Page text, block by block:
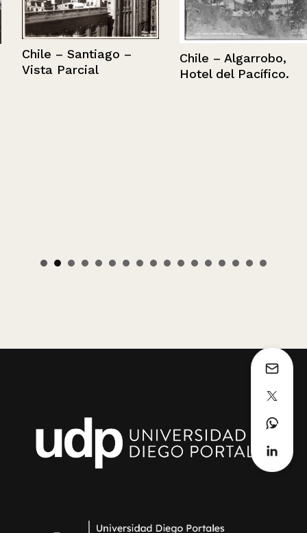
Chile – Santiago –
Vista Parcial
Chile – Algarrobo,
Hotel del Pacífico.